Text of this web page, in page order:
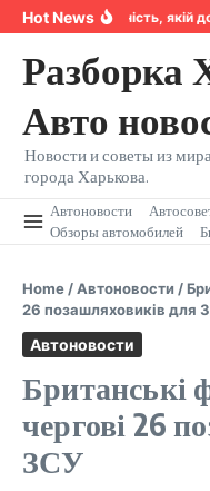
Перейти к содержанию
Hot NewsНадійність, якій
Разборка
Авто
Новости и советы из
города Харькова.
Автоновости
Обзоры автомобилей
Home /Автоновости /
26 позашляховиків для
Автоновости
Британські
чергові 26
ЗСУ